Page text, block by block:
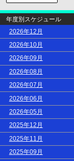
年度別スケジュール
2026年12月
2026年10月
2026年09月
2026年08月
2026年07月
2026年06月
2026年05月
2025年12月
2025年11月
2025年09月